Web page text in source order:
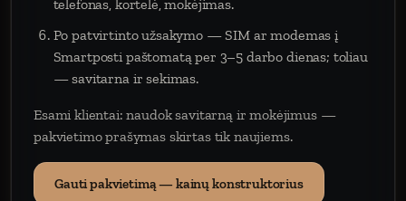
telefonas, kortelė, mokėjimas.
Po patvirtinto užsakymo — SIM ar modemas į
Smartposti paštomatą per 3–5 darbo dienas; toliau
— savitarna ir sekimas.
Esami klientai: naudok savitarną ir mokėjimus —
pakvietimo prašymas skirtas tik naujiems.
Gauti pakvietimą — kainų konstruktorius